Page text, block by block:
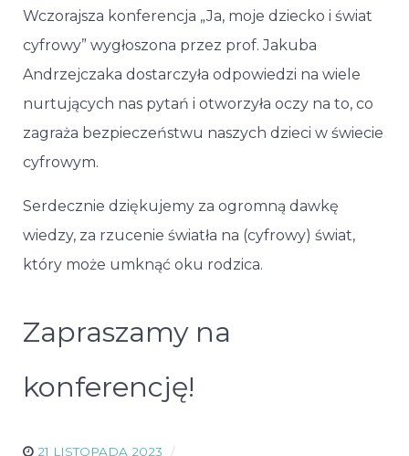
Wczorajsza konferencja „Ja, moje dziecko i świat
cyfrowy” wygłoszona przez prof. Jakuba
Andrzejczaka dostarczyła odpowiedzi na wiele
nurtujących nas pytań i otworzyła oczy na to, co
zagraża bezpieczeństwu naszych dzieci w świecie
cyfrowym.
Serdecznie dziękujemy za ogromną dawkę
wiedzy, za rzucenie światła na (cyfrowy) świat,
który może umknąć oku rodzica.
Zapraszamy na
konferencję!
21 LISTOPADA 2023